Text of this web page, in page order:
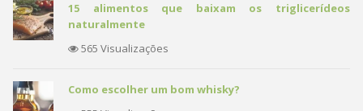
15 alimentos que baixam os triglicerídeos
naturalmente
565 Visualizações
Como escolher um bom whisky?